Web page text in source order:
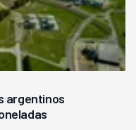
argentinos